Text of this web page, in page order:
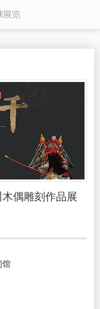
偶雕刻作品展
馆